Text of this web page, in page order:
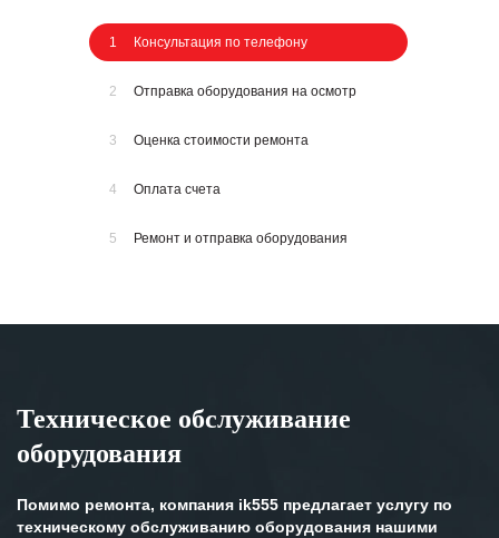
1 Консультация по телефону
2 Отправка оборудования на осмотр
3 Оценка стоимости ремонта
4 Оплата счета
5 Ремонт и отправка оборудования
Техническое обслуживание
оборудования
Помимо ремонта, компания ik555 предлагает услугу по
техническому обслуживанию оборудования нашими